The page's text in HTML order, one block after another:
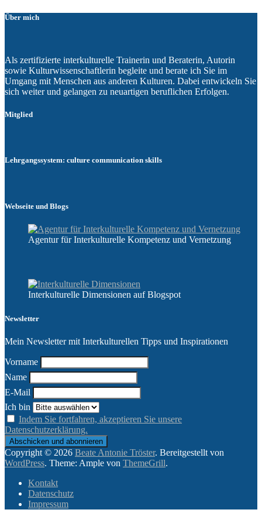
Über mich
Als zertifizierte interkulturelle Trainerin und Beraterin, Autorin
sowie Kulturwissenschaftlerin begleite und berate ich Sie im
Umgang mit Menschen aus anderen Kulturen. Dabei entwickeln Sie
sich weiter und gelangen zu neuartigen beruflichen Erfolgen.
Mitglied
Lehrgangssystem: culture communication skills
Webseite und Blogs
Agentur für Interkulturelle Kompetenz und Vernetzung
Interkulturelle Dimensionen auf Blogspot
Newsletter
Mein Newsletter mit Interkulturellen Tipps und Inspirationen
Vorname
Name
E-Mail
Ich bin
Indem Sie fortfahren, akzeptieren Sie unsere
Datenschutzerklärung.
Copyright © 2026 Beate Antonie Tröster. Bereitgestellt von
WordPress. Theme: Ample von ThemeGrill.
Kontakt
Datenschutz
Impressum